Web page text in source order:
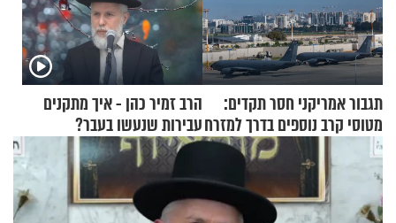
תגבור אמריקני חסר תקדים:
מטוסי קרב נוספים בדרך למזרח
התיכון
הרב זמיר כהן - איך מתקנים
עבירות שנעשו בעבר?